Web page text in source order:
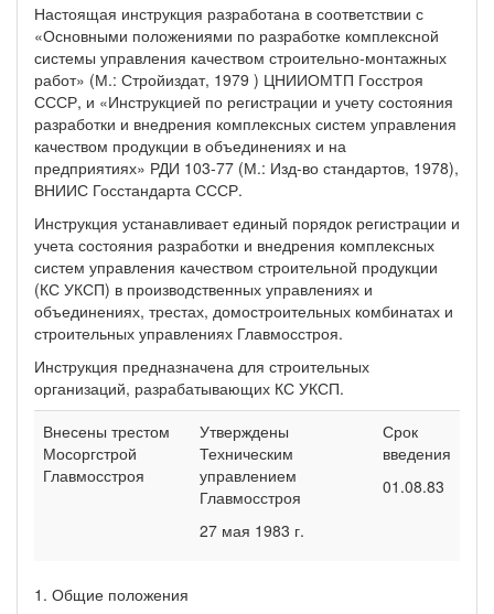
Настоящая инструкция разработана в соответствии с
«Основными положениями по разработке комплексной
системы управления качеством строительно-монтажных
работ» (М.: Стройиздат, 1979 ) ЦНИИОМТП Госстроя
СССР, и «Инструкцией по регистрации и учету состояния
разработки и внедрения комплексных систем управления
качеством продукции в объединениях и на
предприятиях» РДИ 103-77 (М.: Изд-во стандартов, 1978),
ВНИИС Госстандарта СССР.
Инструкция устанавливает единый порядок регистрации и
учета состояния разработки и внедрения комплексных
систем управления качеством строительной продукции
(КС УКСП) в производственных управлениях и
объединениях, трестах, домостроительных комбинатах и
строительных управлениях Главмосстроя.
Инструкция предназначена для строительных
организаций, разрабатывающих КС УКСП.
Внесены трестом
Мосоргстрой
Главмосстроя
Утверждены
Техническим
управлением
Главмосстроя
27 мая 1983 г.
Срок
введения
01.08.83
1. Общие положения